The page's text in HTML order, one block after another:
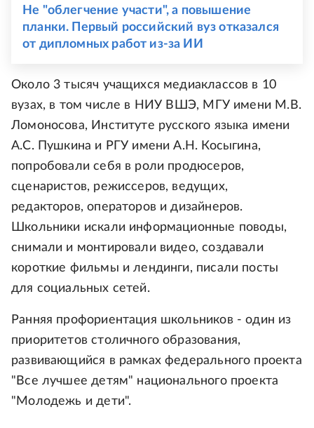
Не "облегчение участи", а повышение
планки. Первый российский вуз отказался
от дипломных работ из-за ИИ
Около 3 тысяч учащихся медиаклассов в 10
вузах, в том числе в НИУ ВШЭ, МГУ имени М.В.
Ломоносова, Институте русского языка имени
А.С. Пушкина и РГУ имени А.Н. Косыгина,
попробовали себя в роли продюсеров,
сценаристов, режиссеров, ведущих,
редакторов, операторов и дизайнеров.
Школьники искали информационные поводы,
снимали и монтировали видео, создавали
короткие фильмы и лендинги, писали посты
для социальных сетей.
Ранняя профориентация школьников - один из
приоритетов столичного образования,
развивающийся в рамках федерального проекта
"Все лучшее детям" национального проекта
"Молодежь и дети".